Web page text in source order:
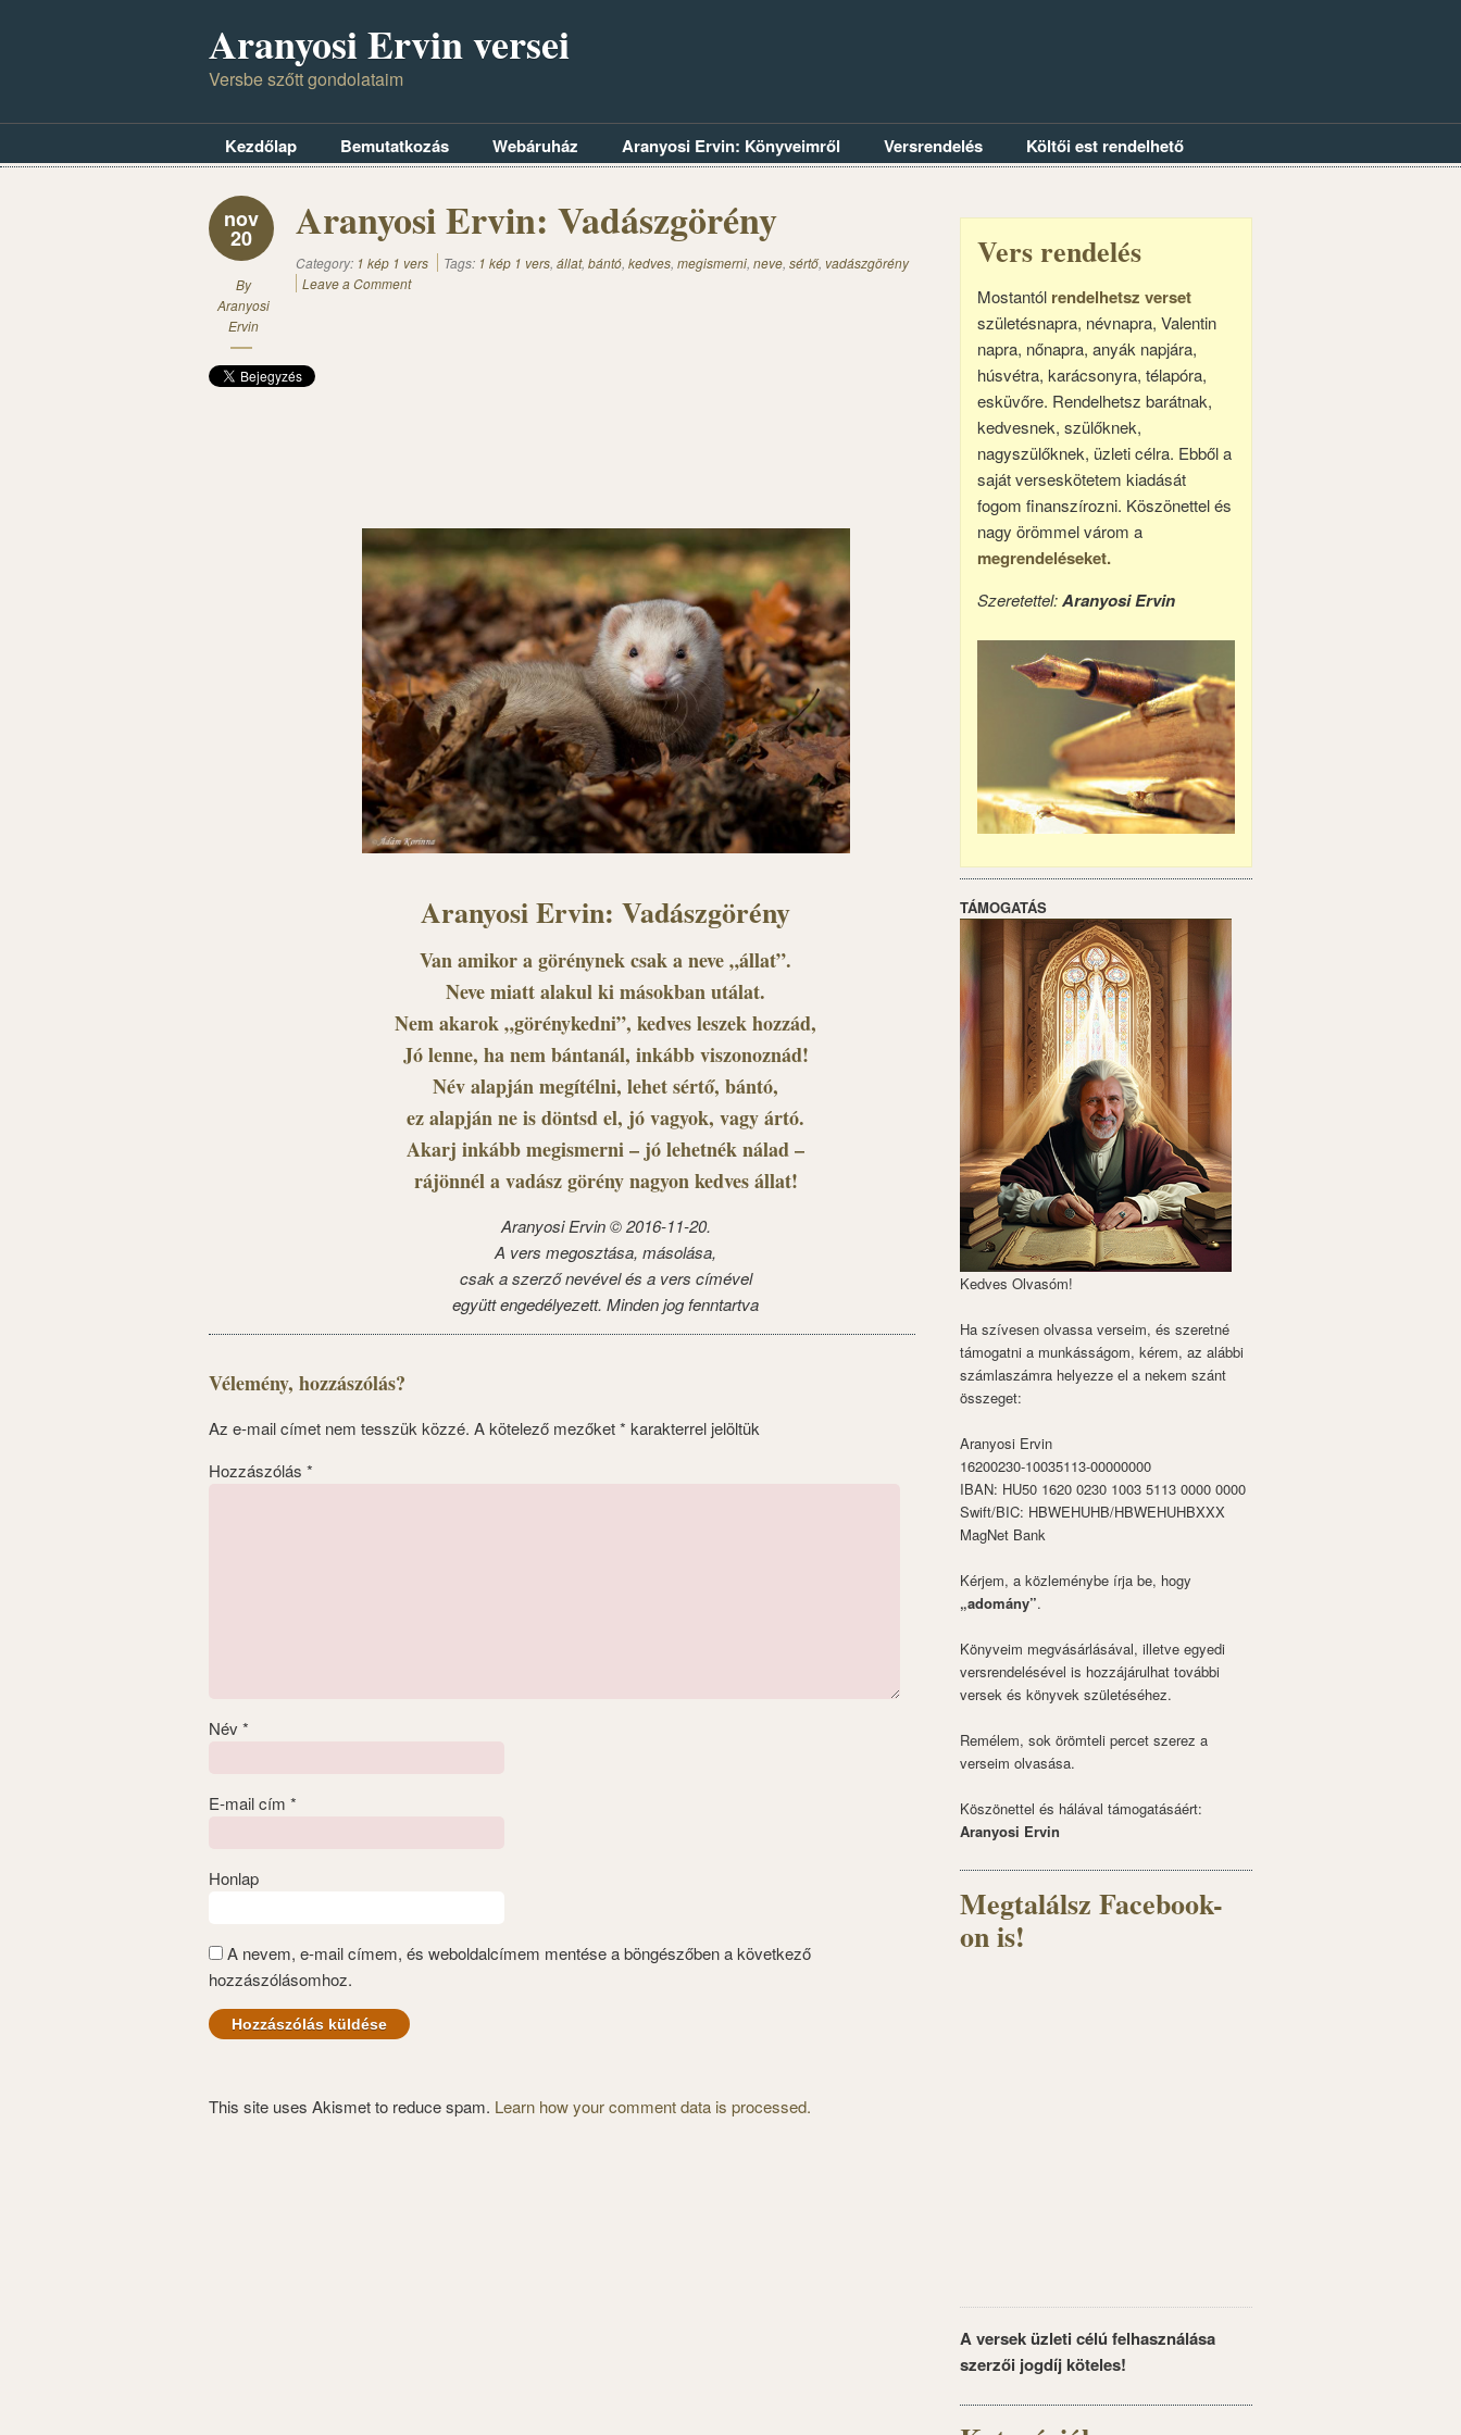
Aranyosi Ervin versei
Versbe szőtt gondolataim
Kezdőlap Bemutatkozás Webáruház Aranyosi Ervin: Könyveimről Versrendelés Költői est rendelhető
nov
20
By
Aranyosi
Ervin
Aranyosi Ervin: Vadászgörény
Category: 1 kép 1 vers Tags: 1 kép 1 vers, állat, bántó, kedves, megismerni, neve, sértő, vadászgörény
Leave a Comment
Aranyosi Ervin: Vadászgörény
Van amikor a görénynek csak a neve „állat”.
Neve miatt alakul ki másokban utálat.
Nem akarok „görénykedni”, kedves leszek hozzád,
Jó lenne, ha nem bántanál, inkább viszonoznád!
Név alapján megítélni, lehet sértő, bántó,
ez alapján ne is döntsd el, jó vagyok, vagy ártó.
Akarj inkább megismerni – jó lehetnék nálad –
rájönnél a vadász görény nagyon kedves állat!
Aranyosi Ervin © 2016-11-20.
A vers megosztása, másolása,
csak a szerző nevével és a vers címével
együtt engedélyezett. Minden jog fenntartva
Vélemény, hozzászólás?
Az e-mail címet nem tesszük közzé. A kötelező mezőket* karakterrel jelöltük
Hozzászólás *
Név *
E-mail cím *
Honlap
A nevem, e-mail címem, és weboldalcímem mentése a böngészőben a következő
hozzászólásomhoz.
This site uses Akismet to reduce spam. Learn how your comment data is processed.
Vers rendelés
Mostantól rendelhetsz verset
születésnapra, névnapra, Valentin
napra, nőnapra, anyák napjára,
húsvétra, karácsonyra, télapóra,
esküvőre. Rendelhetsz barátnak,
kedvesnek, szülőknek,
nagyszülőknek, üzleti célra. Ebből a
saját verseskötetem kiadását
fogom finanszírozni. Köszönettel és
nagy örömmel várom a
megrendeléseket.
Szeretettel:Aranyosi Ervin
TÁMOGATÁS
Kedves Olvasóm!
Ha szívesen olvassa verseim, és szeretné
támogatni a munkásságom, kérem, az alábbi
számlaszámra helyezze el a nekem szánt
összeget:
Aranyosi Ervin
16200230-10035113-00000000
IBAN: HU50 1620 0230 1003 5113 0000 0000
Swift/BIC: HBWEHUHB/HBWEHUHBXXX
MagNet Bank
Kérjem, a közleménybe írja be, hogy
„adomány”.
Könyveim megvásárlásával, illetve egyedi
versrendelésével is hozzájárulhat további
versek és könyvek születéséhez.
Remélem, sok örömteli percet szerez a
verseim olvasása.
Köszönettel és hálával támogatásáért:
Aranyosi Ervin
Megtalálsz Facebook-
on is!
A versek üzleti célú felhasználása
szerzői jogdíj köteles!